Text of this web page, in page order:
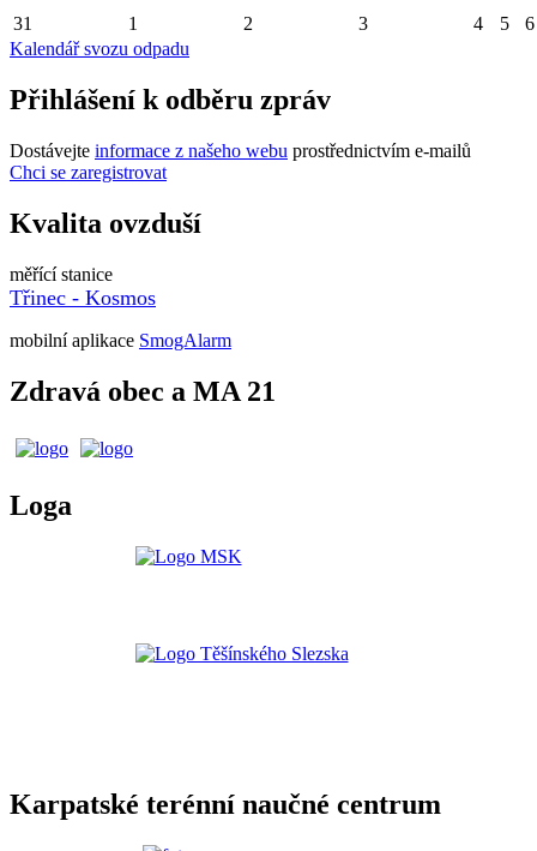
31 1 2 3 4 5
6
Kalendář svozu odpadu
Přihlášení k odběru zpráv
Dostávejte informace z našeho webu prostřednictvím e-mailů
Chci se zaregistrovat
Kvalita ovzduší
měřící stanice
Třinec - Kosmos
mobilní aplikace SmogAlarm
Zdravá obec a MA 21
Loga
Karpatské terénní naučné centrum